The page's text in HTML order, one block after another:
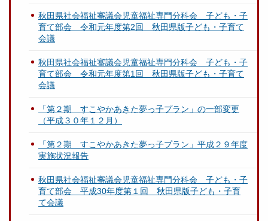
秋田県社会福祉審議会児童福祉専門分科会 子ども・子
育て部会 令和元年度第2回 秋田県版子ども・子育て
会議
秋田県社会福祉審議会児童福祉専門分科会 子ども・子
育て部会 令和元年度第1回 秋田県版子ども・子育て
会議
「第２期 すこやかあきた夢っ子プラン」の一部変更
（平成３０年１２月）
「第２期 すこやかあきた夢っ子プラン」平成２９年度
実施状況報告
秋田県社会福祉審議会児童福祉専門分科会 子ども・子
育て部会 平成30年度第１回 秋田県版子ども・子育
て会議